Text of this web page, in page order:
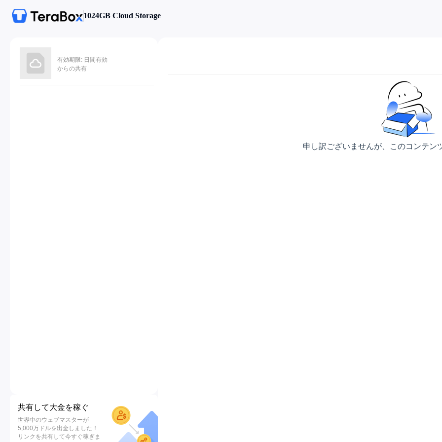
1024GB Cloud Storage
有効期限: 日間有効
からの共有
共有して大金を稼ぐ
世界中のウェブマスターが
5,000万ドルを出金しました！
リンクを共有して今すぐ稼ぎま
申し訳ございませんが、このコンテン